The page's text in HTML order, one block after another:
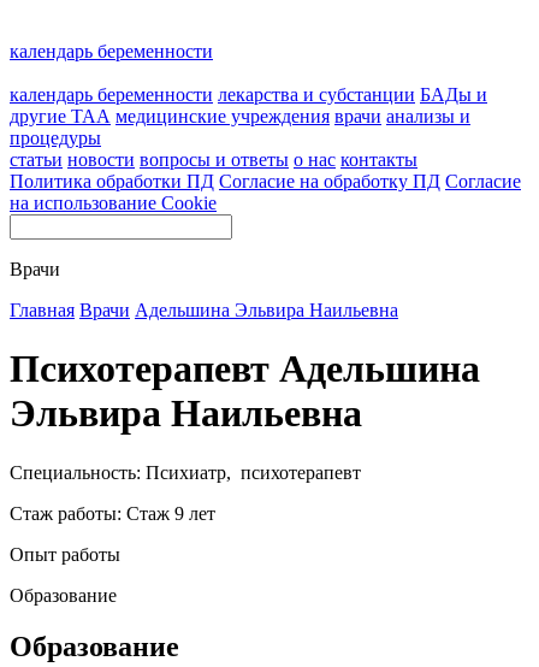
календарь беременности
календарь беременности лекарства и субстанции БАДы и
другие ТАА медицинские учреждения врачи анализы и
процедуры
статьи новости вопросы и ответы о нас контакты
Политика обработки ПД Согласие на обработку ПД Согласие
на использование Cookie
Врачи
Главная Врачи Адельшина Эльвира Наильевна
Психотерапевт Адельшина
Эльвира Наильевна
Специальность: Психиатр, психотерапевт
Стаж работы: Стаж 9 лет
Опыт работы
Образование
Образование